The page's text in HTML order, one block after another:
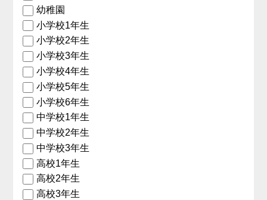
幼稚園
小学校1年生
小学校2年生
小学校3年生
小学校4年生
小学校5年生
小学校6年生
中学校1年生
中学校2年生
中学校3年生
高校1年生
高校2年生
高校3年生